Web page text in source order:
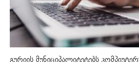
გურიის მუნიციპალიტეტებს